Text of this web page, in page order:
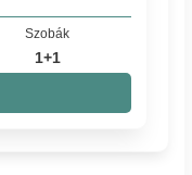
Szobák
1+1